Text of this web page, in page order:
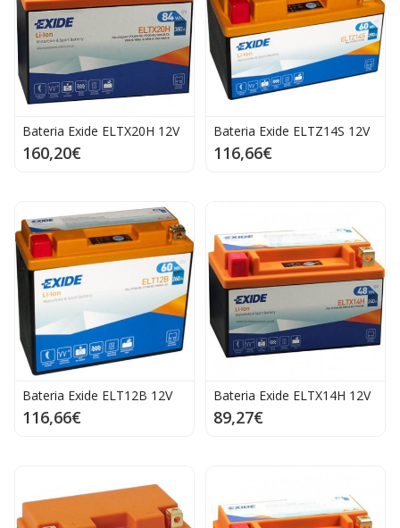
Bateria Exide ELTX20H 12V
160,20€
Bateria Exide ELTZ14S 12V
116,66€
Bateria Exide ELT12B 12V
116,66€
Bateria Exide ELTX14H 12V
89,27€